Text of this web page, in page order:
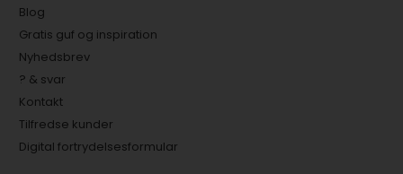
Blog
Gratis guf og inspiration
Nyhedsbrev
? & svar
Kontakt
Tilfredse kunder
Digital fortrydelsesformular